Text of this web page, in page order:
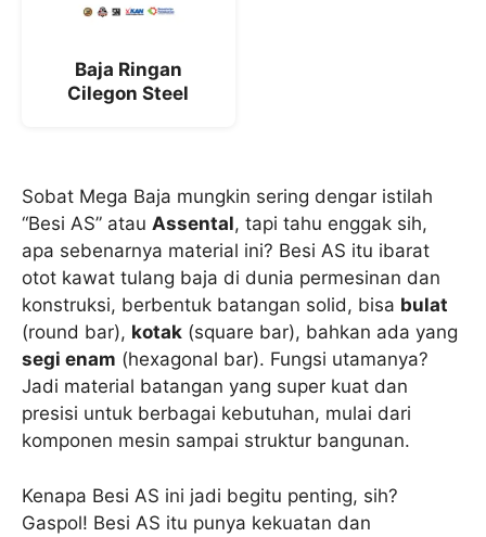
Baja Ringan
Cilegon Steel
Sobat Mega Baja mungkin sering dengar istilah
“Besi AS” atau Assental, tapi tahu enggak sih,
apa sebenarnya material ini? Besi AS itu ibarat
otot kawat tulang baja di dunia permesinan dan
konstruksi, berbentuk batangan solid, bisa bulat
(round bar), kotak (square bar), bahkan ada yang
segi enam (hexagonal bar). Fungsi utamanya?
Jadi material batangan yang super kuat dan
presisi untuk berbagai kebutuhan, mulai dari
komponen mesin sampai struktur bangunan.
Kenapa Besi AS ini jadi begitu penting, sih?
Gaspol! Besi AS itu punya kekuatan dan